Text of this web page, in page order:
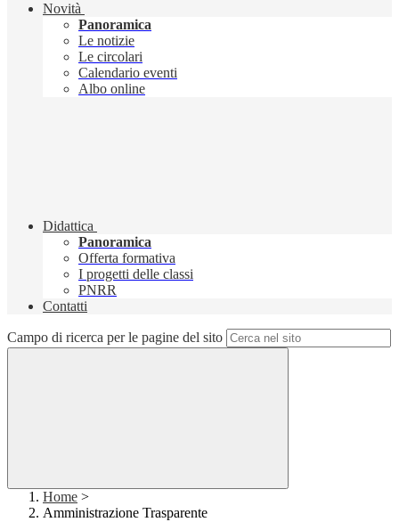
Novità
Panoramica
Le notizie
Le circolari
Calendario eventi
Albo online
Didattica
Panoramica
Offerta formativa
I progetti delle classi
PNRR
Contatti
Campo di ricerca per le pagine del sito
Home >
Amministrazione Trasparente